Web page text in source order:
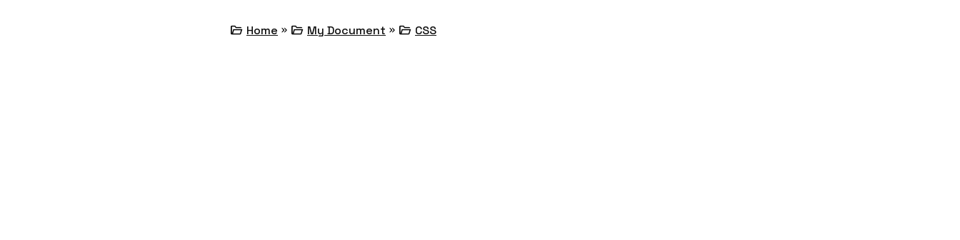
folder_open Home » folder_open My Document » folder_open CSS